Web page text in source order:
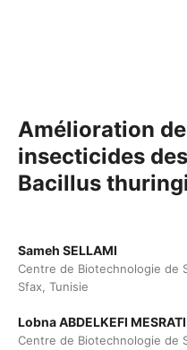
Amélioration
insecticides
Bacillus
Sameh SELLAMI
Centre de Biotechnologie de
Sfax, Tunisie
Lobna ABDELKEFI MESRATI
Centre de Biotechnologie de